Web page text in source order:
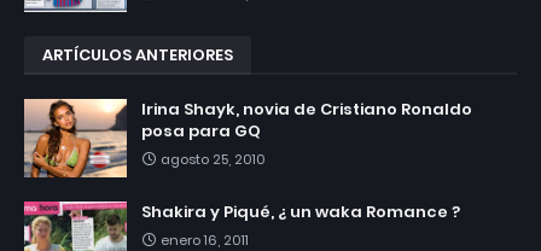
ARTÍCULOS ANTERIORES
Irina Shayk, novia de Cristiano Ronaldo
posa para GQ
agosto 25, 2010
Shakira y Piqué, ¿ un waka Romance ?
enero 16, 2011